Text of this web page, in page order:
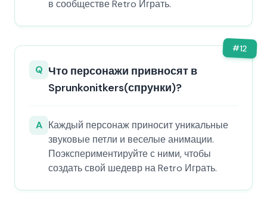
в сообществе Retro Играть.
#12
Q Что персонажи привносят в
Sprunkonitkers(спрунки)?
A Каждый персонаж приносит уникальные
звуковые петли и веселые анимации.
Поэкспериментируйте с ними, чтобы
создать свой шедевр на Retro Играть.